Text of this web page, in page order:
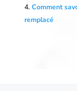
Comment
remplacé